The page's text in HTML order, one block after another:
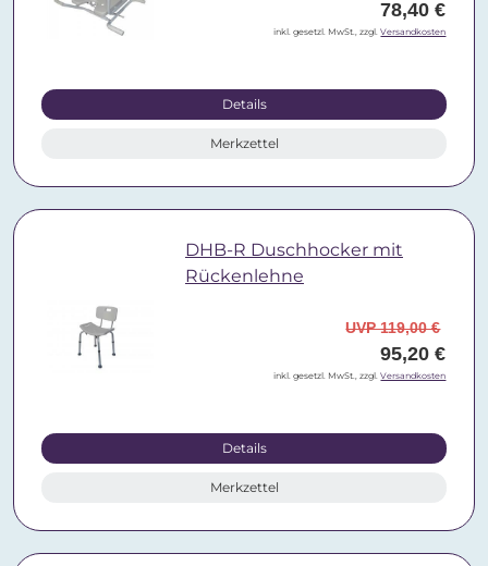
78,40 €
inkl. gesetzl. MwSt., zzgl.Versandkosten
Details
Merkzettel
DHB-R Duschhocker mit
Rückenlehne
UVP 119,00 €
95,20 €
inkl. gesetzl. MwSt., zzgl.Versandkosten
Details
Merkzettel